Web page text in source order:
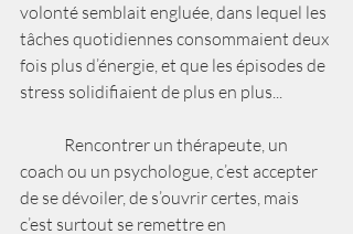
volonté semblait engluée, dans lequel les
tâches quotidiennes consommaient deux
fois plus d’énergie, et que les épisodes de
stress solidifiaient de plus en plus...
coach ou un psychologue, c’est accepter
de se dévoiler, de s’ouvrir certes, mais
c’est surtout se remettre en